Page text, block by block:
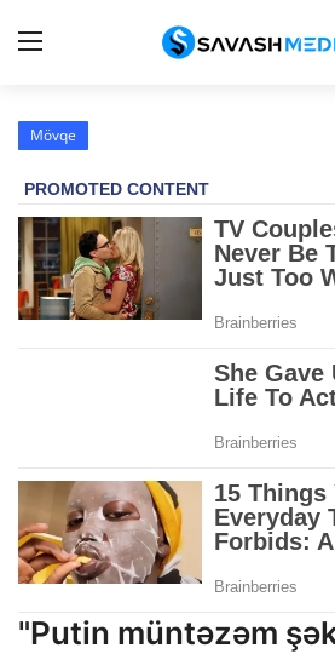
Reklam
Haqqımızda
Əlaqə
Hadisə
Dünya
Cəmiyyət
Mövqe
"Putin müntəzəm